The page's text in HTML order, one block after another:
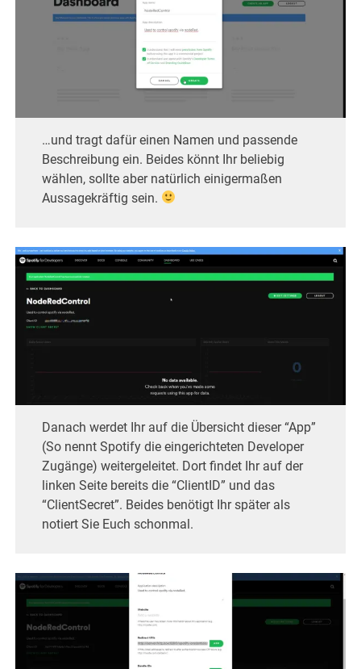
…und tragt dafür einen Namen und passende
Beschreibung ein. Beides könnt Ihr beliebig
wählen, sollte aber natürlich einigermaßen
Aussagekräftig sein.
Danach werdet Ihr auf die Übersicht dieser “App”
(So nennt Spotify die eingerichteten Developer
Zugänge) weitergeleitet. Dort findet Ihr auf der
linken Seite bereits die “ClientID” und das
“ClientSecret”. Beides benötigt Ihr später als
notiert Sie Euch schonmal.